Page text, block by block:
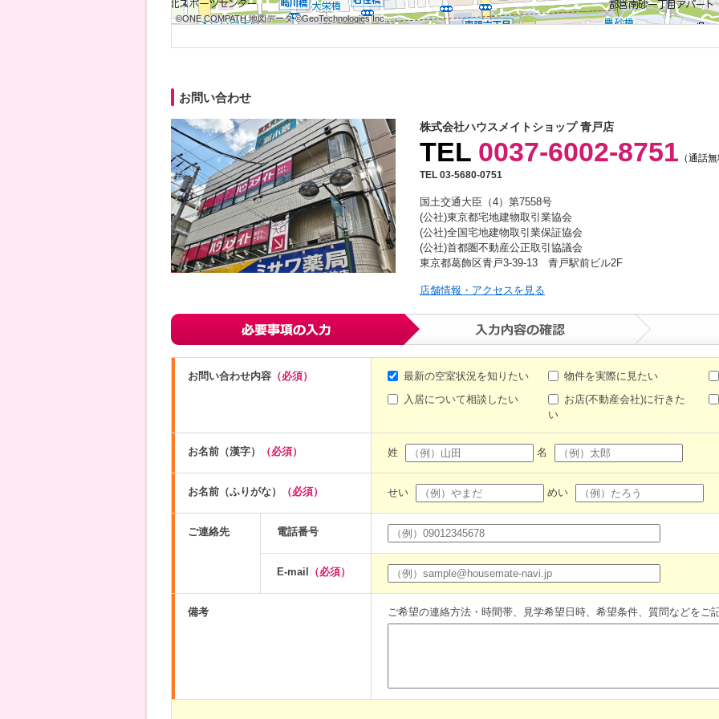
©ONE COMPATH 地図データ ©GeoTechnologies Inc.
©ONE COMPATH 地図データ ©GeoTechnologies Inc.
©ONE COMPATH 地図データ ©GeoTechnologies Inc.
©ONE COMPATH 地図データ ©GeoTechnologies Inc.
©ONE COMPATH 地図データ ©GeoTechnologies Inc.
©ONE COMPATH 地図データ ©GeoTechnologies Inc.
©ONE COMPATH 地図データ ©GeoTechnologies Inc.
©ONE COMPATH 地図データ ©GeoTechnologies Inc.
©ONE COMPATH 地図データ ©GeoTechnologies Inc.
お問い合わせ
株式会社ハウスメイトショップ 青戸店
TEL 0037-6002-8751 （通話
TEL 03-5680-0751
国土交通大臣（4）第7558号
(公社)東京都宅地建物取引業協会
(公社)全国宅地建物取引業保証協会
(公社)首都圏不動産公正取引協議会
東京都葛飾区青戸3-39-13 青戸駅前ビル2F
店舗情報・アクセスを見る
お問い合わせ内容 （必須） 最新の空室状況を知りたい
物件を実際に見たい
入居について相談したい
お店(不動産会社)に行きた
い
お名前（漢字） （必須） 姓 名
お名前（ふりがな） （必須） せい めい
ご連絡先 電話番号
E-mail （必須）
備考 ご希望の連絡方法・時間帯、見学希望日時、希望条件、質問などをご